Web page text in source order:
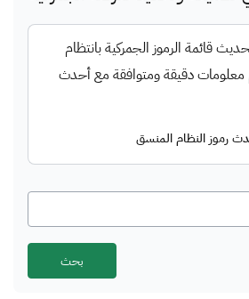
قائمة الرموز الجمركية بانتظام
دقيقة ومتوافقة مع أحدث
رموز النظام المنسق